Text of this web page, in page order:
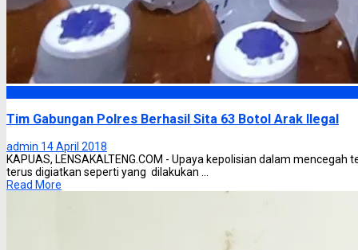
Tim Gabungan Polres Berhasil Sita 63 Botol Arak Ilegal
admin 14 April 2018
KAPUAS, LENSAKALTENG.COM - Upaya kepolisian dalam
terus digiatkan seperti yang dilakukan ...
Read More